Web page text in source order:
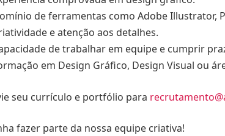
de ferramentas como Adobe Illustrator,
e atenção aos detalhes.
de trabalhar em equipe e cumprir
em Design Gráfico, Design Visual ou
seu currículo e portfólio para
fazer parte da nossa equipe criativa!